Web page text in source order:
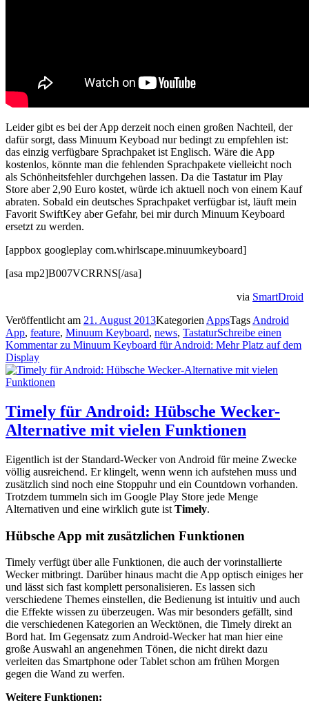
Leider gibt es bei der App derzeit noch einen großen Nachteil, der
dafür sorgt, dass Minuum Keyboad nur bedingt zu empfehlen ist:
das einzig verfügbare Sprachpaket ist Englisch. Wäre die App
kostenlos, könnte man die fehlenden Sprachpakete vielleicht noch
als Schönheitsfehler durchgehen lassen. Da die Tastatur im Play
Store aber 2,90 Euro kostet, würde ich aktuell noch von einem Kauf
abraten. Sobald ein deutsches Sprachpaket verfügbar ist, läuft mein
Favorit SwiftKey aber Gefahr, bei mir durch Minuum Keyboard
ersetzt zu werden.
[appbox googleplay com.whirlscape.minuumkeyboard]
[asa mp2]B007VCRRNS[/asa]
via SmartDroid
Veröffentlicht am 21. August 2013Kategorien AppsTags Android
App, feature, Minuum Keyboard, news, TastaturSchreibe einen
Kommentarzu Minuum Keyboard für Android: Mehr Platz auf dem
Display
Timely für Android: Hübsche Wecker-
Alternative mit vielen Funktionen
Eigentlich ist der Standard-Wecker von Android für meine Zwecke
völlig ausreichend. Er klingelt, wenn wenn ich aufstehen muss und
zusätzlich sind noch eine Stoppuhr und ein Countdown vorhanden.
Trotzdem tummeln sich im Google Play Store jede Menge
Alternativen und eine wirklich gute ist Timely.
Hübsche App mit zusätzlichen Funktionen
Timely verfügt über alle Funktionen, die auch der vorinstallierte
Wecker mitbringt. Darüber hinaus macht die App optisch einiges her
und lässt sich fast komplett personalisieren. Es lassen sich
verschiedene Themes einstellen, die Bedienung ist intuitiv und auch
die Effekte wissen zu überzeugen. Was mir besonders gefällt, sind
die verschiedenen Kategorien an Wecktönen, die Timely direkt an
Bord hat. Im Gegensatz zum Android-Wecker hat man hier eine
große Auswahl an angenehmen Tönen, die nicht direkt dazu
verleiten das Smartphone oder Tablet schon am frühen Morgen
gegen die Wand zu werfen.
Weitere Funktionen: